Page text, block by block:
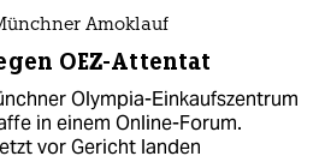
Amoklauf
OEZ-Attentat
Olympia-Einkaufszentrum
in einem Online-Forum.
vor Gericht landen